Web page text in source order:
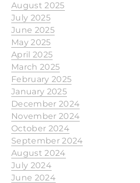
August 2025
July 2025
June 2025
May 2025
April 2025
March 2025
February 2025
January 2025
December 2024
November 2024
October 2024
September 2024
August 2024
July 2024
June 2024